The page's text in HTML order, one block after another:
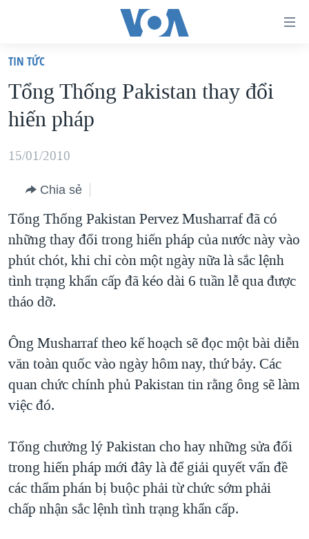
truy
cập
Tới
dung
chính
điều
hướng
chính
Đi
tới
VIỆT NAM
HOA KỲ
BIỂN ĐÔNG
BLOG
DIỄN ĐÀN
MỤC
TỰ DO BÁO CHÍ
VẠCH TRẦN TIN GIẢ
ĐỜI SỐNG
KHOA HỌC
VĂN HOÁ
THỂ THAO
GIÁO DỤC
CHUYÊN ĐỀ
CHIẾN TRANH THƯƠNG MẠI CỦA MỸ: QUÁ KHỨ VÀ HIỆN
HÀNH TRÌNH BẦU CỬ 2024
MỘT NĂM CHIẾN TRANH TẠI DẢI GAZA
GIẢI MÃ VÀNH ĐAI & CON ĐƯỜNG
NGÀY TỊ NẠN THẾ GIỚI
GROUND ZERO – XƯA VÀ NAY
CHI PHÍ CHIẾN TRANH AFGHANISTAN
CÁC GIÁ TRỊ CỘNG HÒA Ở VIỆT NAM
HỌC TIẾNG ANH
NGHE
MẠNG XÃ HỘI
Ngôn ngữ khác
TIN TỨC
Tổng Thống Pakistan thay đổi
hiến pháp
15/01/2010
Chia sẻ
Tổng Thống Pakistan Pervez Musharraf đã có
những thay đổi trong hiến pháp của nước này vào
phút chót, khi chỉ còn một ngày nữa là sắc lệnh
tình trạng khẩn cấp đã kéo dài 6 tuần lễ qua được
tháo dỡ.
Ông Musharraf theo kế hoạch sẽ đọc một bài diễn
văn toàn quốc vào ngày hôm nay, thứ bảy. Các
quan chức chính phủ Pakistan tin rằng ông sẽ làm
việc đó.
Tổng chưởng lý Pakistan cho hay những sửa đổi
trong hiến pháp mới đây là để giải quyết vấn đề
các thẩm phán bị buộc phải từ chức sớm phải
chấp nhận sắc lệnh tình trạng khẩn cấp.